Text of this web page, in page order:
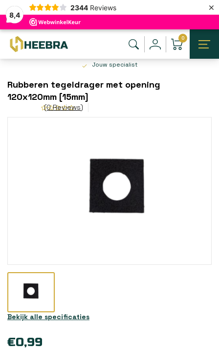
8,4
2344 Reviews ×
0
Jouw specialist
Rubberen tegeldrager met opening
120x120mm [15mm]
(0 Reviews)
Bekijk alle specificaties
€0,99